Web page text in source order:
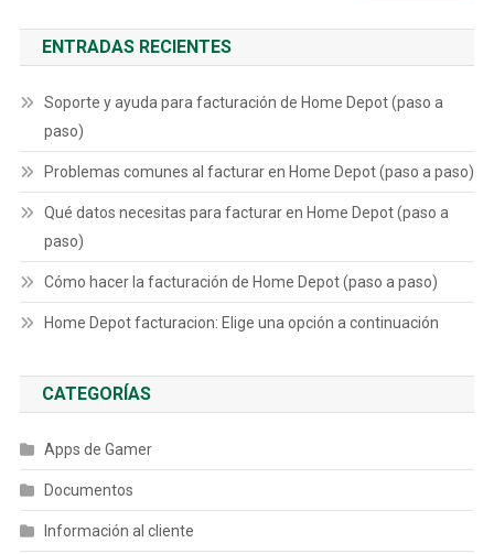
ENTRADAS RECIENTES
Soporte y ayuda para facturación de Home Depot (paso a
paso)
Problemas comunes al facturar en Home Depot (paso a paso)
Qué datos necesitas para facturar en Home Depot (paso a
paso)
Cómo hacer la facturación de Home Depot (paso a paso)
Home Depot facturacion: Elige una opción a continuación
CATEGORÍAS
Apps de Gamer
Documentos
Información al cliente